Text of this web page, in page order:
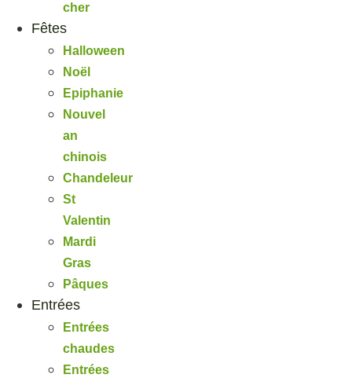
cher
Fêtes
Halloween
Noël
Epiphanie
Nouvel
an
chinois
Chandeleur
St
Valentin
Mardi
Gras
Pâques
Entrées
Entrées
chaudes
Entrées